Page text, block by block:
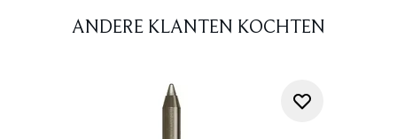
ANDERE KLANTEN KOCHTEN